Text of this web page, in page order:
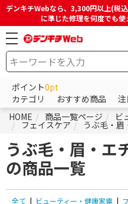
デンキチWebなら、3,300円以上(税
に準じた修理を何度でも使
ポイント0pt
カテゴリ
おすすめ商品
HOME
商品一覧ページ ビ
フェイスケア うぶ毛・眉
うぶ毛・眉・エ
の商品一覧
全て | ビューティー・健康家電 |